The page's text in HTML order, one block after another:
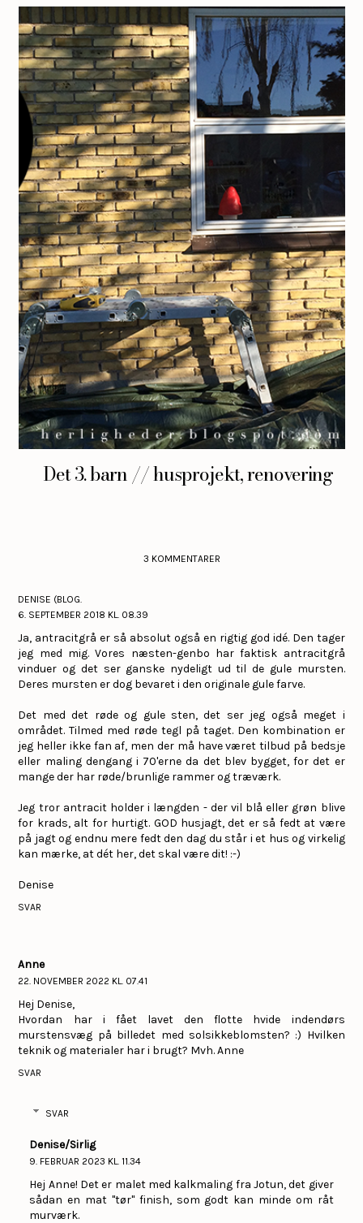
Det 3. barn // husprojekt, renovering
3 KOMMENTARER
DENISE (BLOG.
6. SEPTEMBER 2018 KL. 08.39
Ja, antracitgrå er så absolut også en rigtig god idé. Den tager
jeg med mig. Vores næsten-genbo har faktisk antracitgrå
vinduer og det ser ganske nydeligt ud til de gule mursten.
Deres mursten er dog bevaret i den originale gule farve.
Det med det røde og gule sten, det ser jeg også meget i
området. Tilmed med røde tegl på taget. Den kombination er
jeg heller ikke fan af, men der må have været tilbud på bedsje
eller maling dengang i 70'erne da det blev bygget, for det er
mange der har røde/brunlige rammer og træværk.
Jeg tror antracit holder i længden - der vil blå eller grøn blive
for krads, alt for hurtigt. GOD husjagt, det er så fedt at være
på jagt og endnu mere fedt den dag du står i et hus og virkelig
kan mærke, at dét her, det skal være dit! :-)
Denise
SVAR
Anne
22. NOVEMBER 2022 KL. 07.41
Hej Denise,
Hvordan har i fået lavet den flotte hvide indendørs
murstensvæg på billedet med solsikkeblomsten? :) Hvilken
teknik og materialer har i brugt? Mvh. Anne
SVAR
SVAR
Denise/Sirlig
9. FEBRUAR 2023 KL. 11.34
Hej Anne! Det er malet med kalkmaling fra Jotun, det giver
sådan en mat "tør" finish, som godt kan minde om råt
murværk.